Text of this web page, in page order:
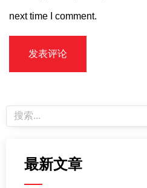
next time I comment.
最新文章